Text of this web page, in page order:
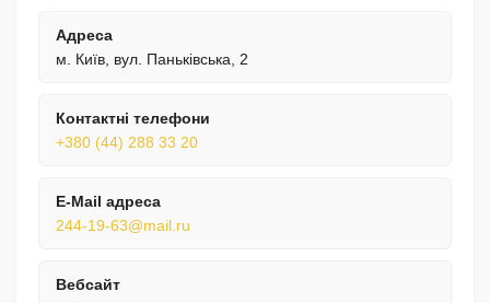
Адреса
м. Київ, вул. Паньківська, 2
Контактні телефони
+380 (44) 288 33 20
E-Mail адреса
244-19-63@mail.ru
Вебсайт